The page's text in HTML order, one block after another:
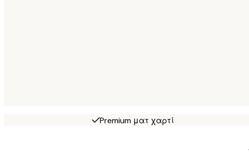
Premium ματ χαρτί